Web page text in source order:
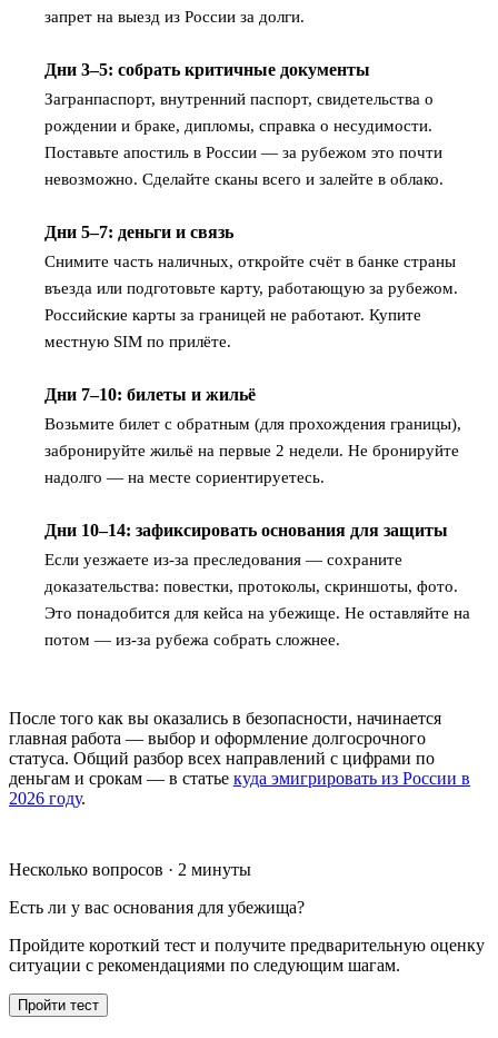
запрет на выезд из России за долги.
Дни 3–5: собрать критичные документы
Загранпаспорт, внутренний паспорт, свидетельства о
рождении и браке, дипломы, справка о несудимости.
Поставьте апостиль в России — за рубежом это почти
невозможно. Сделайте сканы всего и залейте в облако.
Дни 5–7: деньги и связь
Снимите часть наличных, откройте счёт в банке страны
въезда или подготовьте карту, работающую за рубежом.
Российские карты за границей не работают. Купите
местную SIM по прилёте.
Дни 7–10: билеты и жильё
Возьмите билет с обратным (для прохождения границы),
забронируйте жильё на первые 2 недели. Не бронируйте
надолго — на месте сориентируетесь.
Дни 10–14: зафиксировать основания для защиты
Если уезжаете из-за преследования — сохраните
доказательства: повестки, протоколы, скриншоты, фото.
Это понадобится для кейса на убежище. Не оставляйте на
потом — из-за рубежа собрать сложнее.
После того как вы оказались в безопасности, начинается
главная работа — выбор и оформление долгосрочного
статуса. Общий разбор всех направлений с цифрами по
деньгам и срокам — в статье куда эмигрировать из России в
2026 году.
Несколько вопросов · 2 минуты
Есть ли у вас основания для убежища?
Пройдите короткий тест и получите предварительную оценку
ситуации с рекомендациями по следующим шагам.
Пройти тест